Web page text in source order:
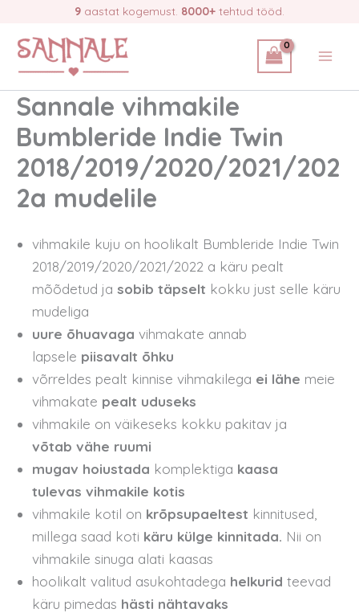
content
9 aastat kogemust. 8000+ tehtud tööd.
Sannale vihmakile
Bumbleride Indie Twin
2018/2019/2020/2021/202
2a mudelile
vihmakile kuju on hoolikalt Bumbleride Indie Twin
2018/2019/2020/2021/2022 a käru pealt
mõõdetud ja sobib täpselt kokku just selle käru
mudeliga
uure õhuavaga vihmakate annab
lapsele piisavalt õhku
võrreldes pealt kinnise vihmakilega ei lähe meie
vihmakate pealt uduseks
vihmakile on väikeseks kokku pakitav ja
võtab vähe ruumi
mugav hoiustada komplektiga kaasa
tulevas vihmakile kotis
vihmakile kotil on krõpsupaeltest kinnitused,
millega saad koti käru külge kinnitada. Nii on
vihmakile sinuga alati kaasas
hoolikalt valitud asukohtadega helkurid teevad
käru pimedas hästi nähtavaks